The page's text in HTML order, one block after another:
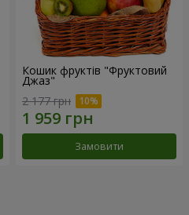
Кошик фруктів "Фруктовий
Джаз"
2 177 грн
Замовити